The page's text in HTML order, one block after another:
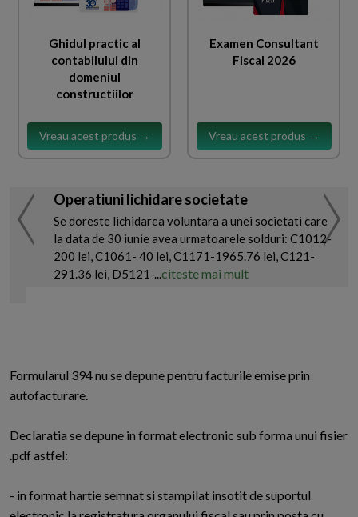
Ghidul practic al
contabilului din
domeniul
constructiilor
Vreau acest produs →
Examen Consultant
Fiscal 2026
Vreau acest produs →
Operatiuni lichidare societate
Se doreste lichidarea voluntara a unei societati care
la data de 30 iunie avea urmatoarele solduri: C1012-
200 lei, C1061- 40 lei, C1171-1965.76 lei, C121-
291.36 lei, D5121-...citeste mai mult
Formularul 394 nu se depune pentru facturile emise prin
autofacturare.
Declaratia se depune in format electronic sub forma unui fisier
.pdf astfel:
- in format hartie semnat si stampilat insotit de suportul